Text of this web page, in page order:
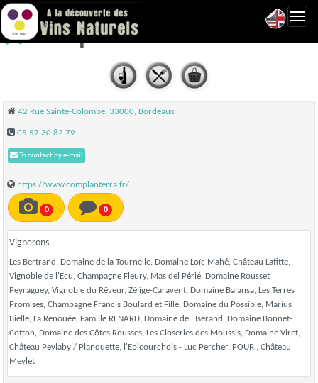
ComplanTerra - Bordeaux
42 Rue Sainte-Colombe, 33000, Bordeaux
05 57 30 82 79
To contact by e-mail
https://www.complanterra.fr/
0 0
Vignerons
Les Bertrand, Domaine de la Tournelle, Domaine Loïc Mahé, Château Lafitte,
Vignoble de l'Ecu, Champagne Fleury, Mas del Périé, Domaine Rousset
Peyraguey, Vignoble du Rêveur, Zélige-Caravent, Domaine Balansa, Les Terres
Promises, Champagne Francis Boulard et Fille, Domaine du Possible, Marius
Bielle, La Renouée, Famille RENARD, Domaine de l'Iserand, Domaine Bonnet-
Cotton, Domaine des Côtes Rousses, Les Closeries des Moussis, Domaine Viret,
Château Peylaby / Planquette, l'Epicourchois - Luc Percher, POUR , Château
Meylet